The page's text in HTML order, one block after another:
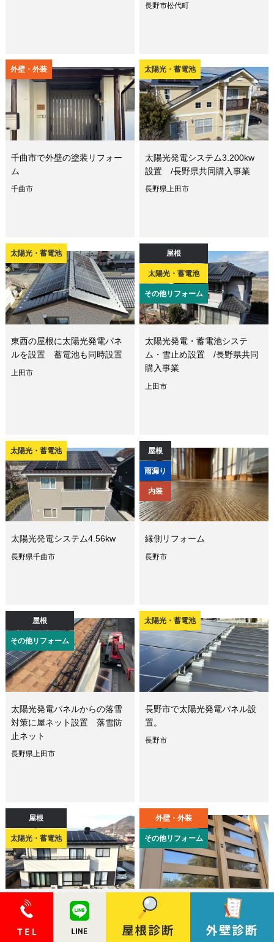
長野市松代町
外壁・外装
千曲市で外壁の塗装リフォー
ム
千曲市
太陽光・蓄電池
太陽光発電システム3.200kw
設置 /長野県共同購入事業
長野県上田市
太陽光・蓄電池
東西の屋根に太陽光発電パネ
ルを設置 蓄電池も同時設置
上田市
屋根
太陽光・蓄電池
その他リフォーム
太陽光発電・蓄電池システ
ム・雪止め設置 /長野県共同
購入事業
上田市
太陽光・蓄電池
太陽光発電システム4.56kw
長野県千曲市
屋根
雨漏り
内装
縁側リフォーム
長野市
屋根
その他リフォーム
太陽光発電パネルからの落雪
対策に屋ネット設置 落雪防
止ネット
長野県上田市
太陽光・蓄電池
長野市で太陽光発電パネル設
置。
長野市
屋根
太陽光・蓄電池
太陽光発電システム設置 自
給自足でエコな暮らしを
長野県千曲市
外壁・外装
その他リフォーム
玄関や廊下、寒くてなんとか
上田市